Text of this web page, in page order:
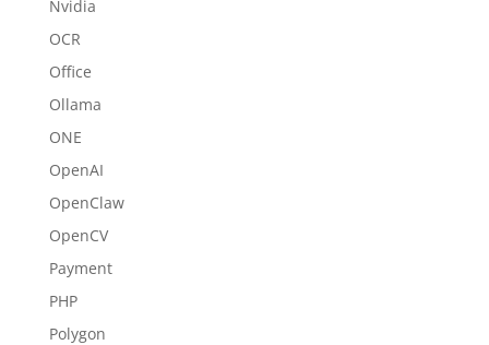
Nvidia
OCR
Office
Ollama
ONE
OpenAI
OpenClaw
OpenCV
Payment
PHP
Polygon